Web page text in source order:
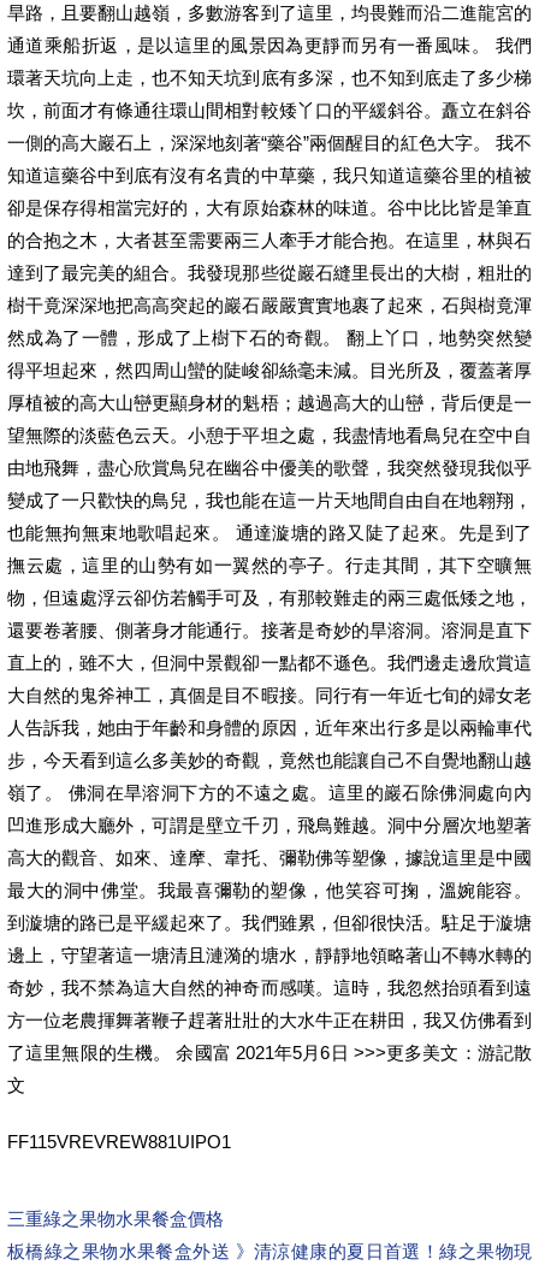
旱路，且要翻山越嶺，多數游客到了這里，均畏難而沿二進龍宮的
通道乘船折返，是以這里的風景因為更靜而另有一番風味。 我們
環著天坑向上走，也不知天坑到底有多深，也不知到底走了多少梯
坎，前面才有條通往環山間相對較矮丫口的平緩斜谷。矗立在斜谷
一側的高大巖石上，深深地刻著“藥谷”兩個醒目的紅色大字。 我不
知道這藥谷中到底有沒有名貴的中草藥，我只知道這藥谷里的植被
卻是保存得相當完好的，大有原始森林的味道。谷中比比皆是筆直
的合抱之木，大者甚至需要兩三人牽手才能合抱。在這里，林與石
達到了最完美的組合。我發現那些從巖石縫里長出的大樹，粗壯的
樹干竟深深地把高高突起的巖石嚴嚴實實地裹了起來，石與樹竟渾
然成為了一體，形成了上樹下石的奇觀。 翻上丫口，地勢突然變
得平坦起來，然四周山蠻的陡峻卻絲毫未減。目光所及，覆蓋著厚
厚植被的高大山巒更顯身材的魁梧；越過高大的山巒，背后便是一
望無際的淡藍色云天。小憩于平坦之處，我盡情地看鳥兒在空中自
由地飛舞，盡心欣賞鳥兒在幽谷中優美的歌聲，我突然發現我似乎
變成了一只歡快的鳥兒，我也能在這一片天地間自由自在地翱翔，
也能無拘無束地歌唱起來。 通達漩塘的路又陡了起來。先是到了
撫云處，這里的山勢有如一翼然的亭子。行走其間，其下空曠無
物，但遠處浮云卻仿若觸手可及，有那較難走的兩三處低矮之地，
還要卷著腰、側著身才能通行。接著是奇妙的旱溶洞。溶洞是直下
直上的，雖不大，但洞中景觀卻一點都不遜色。我們邊走邊欣賞這
大自然的鬼斧神工，真個是目不暇接。同行有一年近七旬的婦女老
人告訴我，她由于年齡和身體的原因，近年來出行多是以兩輪車代
步，今天看到這么多美妙的奇觀，竟然也能讓自己不自覺地翻山越
嶺了。 佛洞在旱溶洞下方的不遠之處。這里的巖石除佛洞處向內
凹進形成大廳外，可謂是壁立千刃，飛鳥難越。洞中分層次地塑著
高大的觀音、如來、達摩、韋托、彌勒佛等塑像，據說這里是中國
最大的洞中佛堂。我最喜彌勒的塑像，他笑容可掬，溫婉能容。
到漩塘的路已是平緩起來了。我們雖累，但卻很快活。駐足于漩塘
邊上，守望著這一塘清且漣漪的塘水，靜靜地領略著山不轉水轉的
奇妙，我不禁為這大自然的神奇而感嘆。這時，我忽然抬頭看到遠
方一位老農揮舞著鞭子趕著壯壯的大水牛正在耕田，我又仿佛看到
了這里無限的生機。 余國富 2021年5月6日 >>>更多美文：游記散
文
FF115VREVREW881UIPO1
三重綠之果物水果餐盒價格
板橋綠之果物水果餐盒外送 》清涼健康的夏日首選！綠之果物現